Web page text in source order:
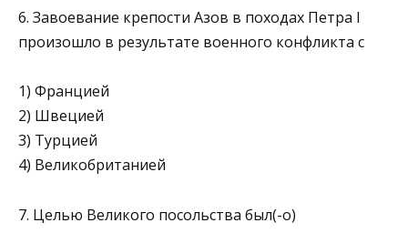
6. Завоевание крепости Азов в походах Петра I
произошло в результате военного конфликта с
1) Францией
2) Швецией
3) Турцией
4) Великобританией
7. Целью Великого посольства был(-о)